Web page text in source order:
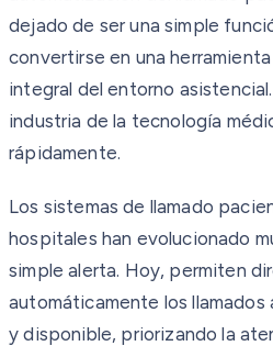
dejado de ser una simple
convertirse en una
integral del entorno
industria de la tecnología
rápidamente.
Los sistemas de llamado
hospitales han evolucionado
simple alerta. Hoy, permiten
automáticamente los llamados
y disponible, priorizando la